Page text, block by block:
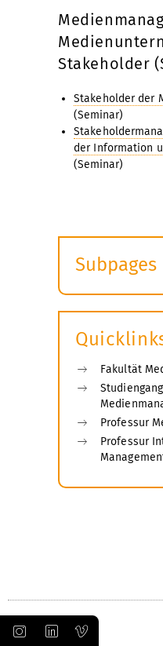
Stakeholder
Stakeholder der
(Seminar)
der Information
(Seminar)
Subpages
submenu
Fakultät
Professur
Professur